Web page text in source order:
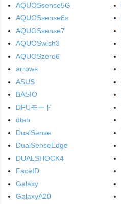
AQUOSsense5G
AQUOSsense6s
AQUOSsense7
AQUOSwish3
AQUOSzero6
arrows
ASUS
BASIO
DFUモード
dtab
DualSense
DualSenseEdge
DUALSHOCK4
FaceID
Galaxy
GalaxyA20